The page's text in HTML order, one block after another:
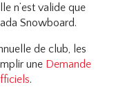
n’est valide que
Snowboard.
de club, les
une Demande
.